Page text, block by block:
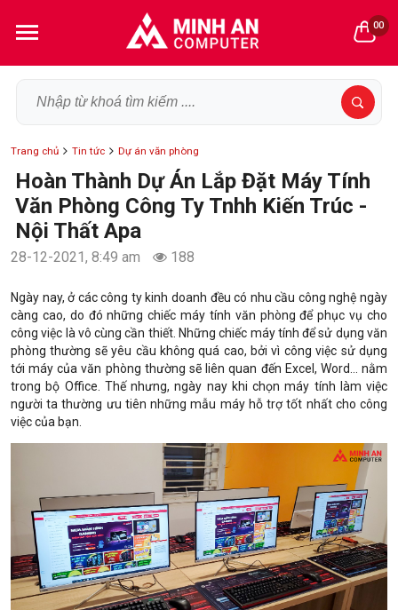
00
Trang chủ Tin tức Dự án văn phòng
Hoàn Thành Dự Án Lắp Đặt Máy Tính
Văn Phòng Công Ty Tnhh Kiến Trúc -
Nội Thất Apa
28-12-2021, 8:49 am 188
Ngày nay, ở các công ty kinh doanh đều có nhu cầu công nghệ ngày
càng cao, do đó những chiếc máy tính văn phòng để phục vụ cho
công việc là vô cùng cần thiết. Những chiếc máy tính để sử dụng văn
phòng thường sẽ yêu cầu không quá cao, bởi vì công việc sử dụng
tới máy của văn phòng thường sẽ liên quan đến Excel, Word… nằm
trong bộ Office. Thế nhưng, ngày nay khi chọn máy tính làm việc
người ta thường ưu tiên những mẫu máy hỗ trợ tốt nhất cho công
việc của bạn.